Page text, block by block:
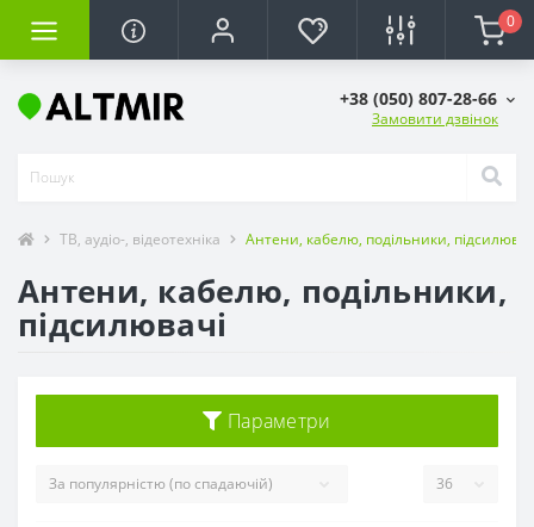
0
+38 (050) 807-28-66
Замовити дзвінок
ТВ, аудіо-, відеотехніка Антени, кабелю, подільники,
Антени, кабелю, подільники,
підсилювачі
Параметри